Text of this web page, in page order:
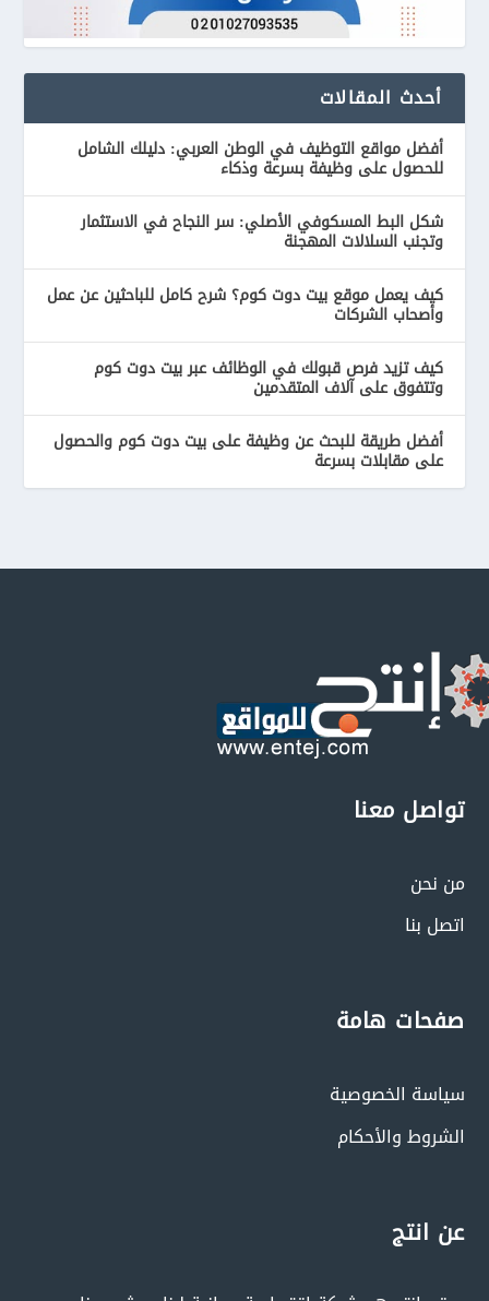
أحدث المقالات
أفضل مواقع التوظيف في الوطن العربي: دليلك الشامل
للحصول على وظيفة بسرعة وذكاء
شكل البط المسكوفي الأصلي: سر النجاح في الاستثمار
وتجنب السلالات المهجنة
كيف يعمل موقع بيت دوت كوم؟ شرح كامل للباحثين عن عمل
وأصحاب الشركات
كيف تزيد فرص قبولك في الوظائف عبر بيت دوت كوم
وتتفوق على آلاف المتقدمين
أفضل طريقة للبحث عن وظيفة على بيت دوت كوم والحصول
على مقابلات بسرعة
تواصل معنا
من نحن
اتصل بنا
صفحات هامة
سياسة الخصوصية
الشروط والأحكام
عن انتج